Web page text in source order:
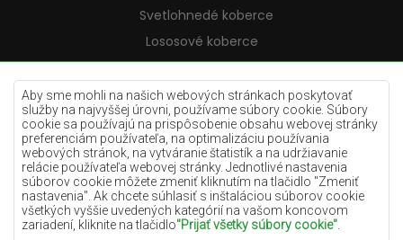
Aby sme mohli na našich webových stránkach poskytovať
služby na najvyššej úrovni, používame súbory cookie. Súbory
cookie sa používajú na prispôsobenie obsahu webovej stránky
preferenciám používateľa, na optimalizáciu používania
webových stránok, na vytváranie štatistík a na udržiavanie
relácie používateľa webovej stránky. Jednotlivé nastavenia
súborov cookie môžete zmeniť kliknutím na tlačidlo "Zmeniť
nastavenia". Ak chcete súhlasiť s inštaláciou súborov cookie
všetkých vyššie uvedených kategórií na vašom koncovom
zariadení, kliknite na tlačidlo"Prijať všetky súbory cookie"
Svetlohnedé koberce
Lososové koberce
Krémové koberce
Lilac koberce
Žlté koberce
Mätové koberce
Modré koberce
Oranžové koberce
Ružové koberce